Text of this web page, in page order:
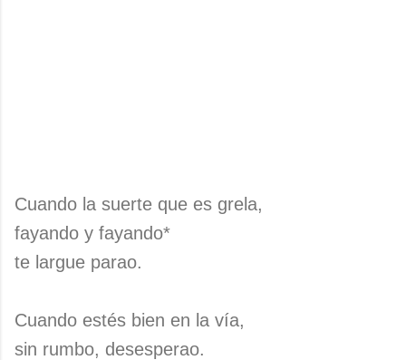
Cuando la suerte que es grela,
fayando y fayando*
te largue parao.
Cuando estés bien en la vía,
sin rumbo, desesperao.